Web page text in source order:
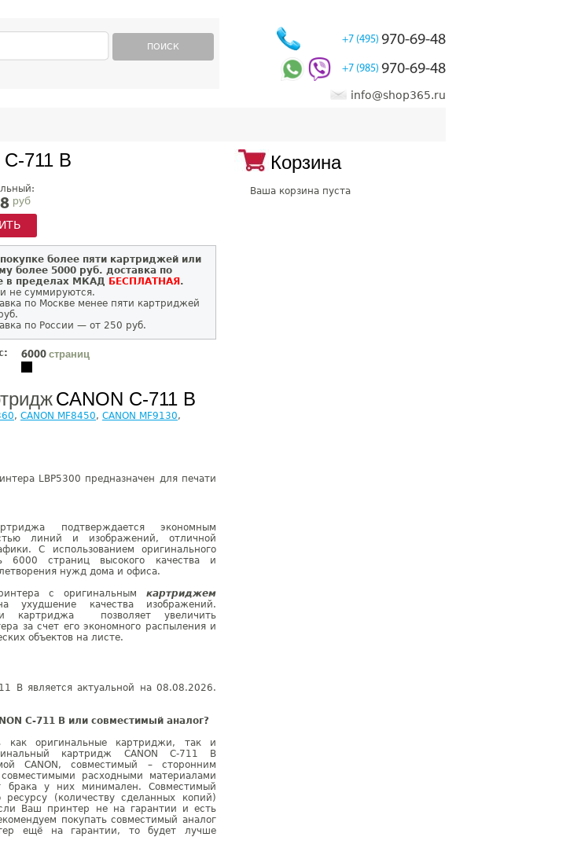
ПОИСК
+7 (495) 970-69-48
+7 (985) 970-69-48
info@shop365.ru
711 B
руб
более пяти картриджей или
более 5000 руб. доставка по
в пределах МКАД БЕСПЛАТНАЯ .
не суммируются.
по Москве менее пяти картриджей
по России — от 250 руб.
6000 страниц
CANON C-711 B
, CANON MF8450, CANON MF9130,
LBP5300 предназначен для печати
подтверждается экономным
линий и изображений, отличной
С использованием оригинального
6000 страниц высокого качества и
нужд дома и офиса.
с оригинальным картриджем
качества изображений.
картриджа позволяет увеличить
за счет его экономного распыления и
объектов на листе.
B является актуальной на 08.08.2026.
C-711 B или совместимый аналог?
как оригинальные картриджи, так и
картридж CANON C-711 B
CANON, совместимый – сторонним
расходными материалами
брака у них минимален. Совместимый
(количеству сделанных копий)
Ваш принтер не на гарантии и есть
покупать совместимый аналог
ещё на гарантии, то будет лучше
Корзина
Ваша корзина пуста